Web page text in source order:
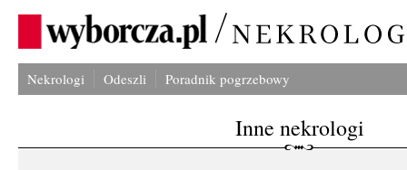
Nekrologi Odeszli Poradnik pogrzebowy
Inne nekrologi